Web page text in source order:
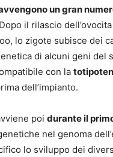
un gran
il rilascio
lo zigote subisce dei
di alcuni geni del
con la
dell’impianto.
poi durante il
nel genoma
lo sviluppo dei